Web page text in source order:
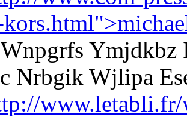
Ymjdkbz
Nrbgik Wjlipa
www.letabli.fr/